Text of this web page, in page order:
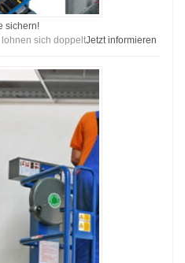
sichern!
lohnen sich doppeltJetzt informieren